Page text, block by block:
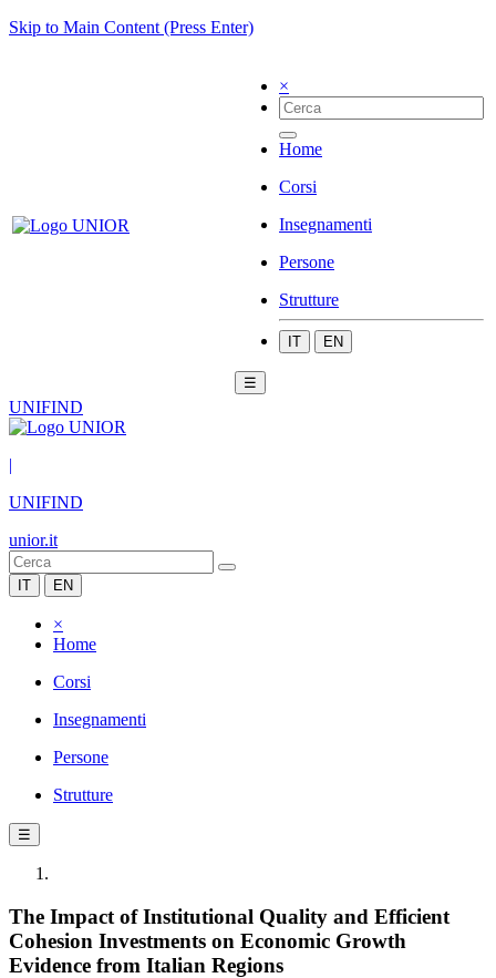
Skip to Main Content (Press Enter)
×
Home
Corsi
Insegnamenti
Persone
Strutture
IT EN
☰
UNIFIND
|
UNIFIND
unior.it
IT EN
×
Home
Corsi
Insegnamenti
Persone
Strutture
☰
The Impact of Institutional Quality and Efficient
Cohesion Investments on Economic Growth
Evidence from Italian Regions